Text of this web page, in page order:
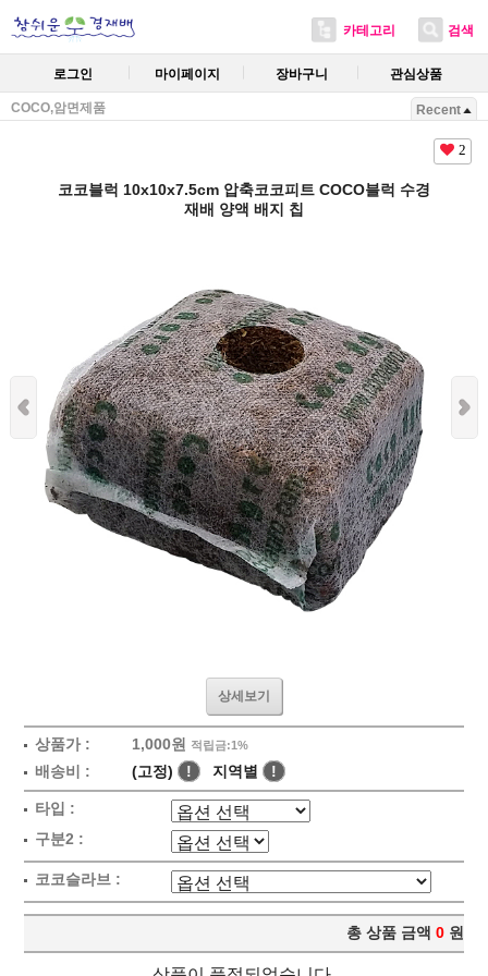
카테고리 검색
로그인 마이페이지 장바구니 관심상품
COCO,암면제품 Recent
2
코코블럭 10x10x7.5cm 압축코코피트 COCO블럭 수경
재배 양액 배지 칩
상세보기
상품가 : 1,000원 적립금:1%
배송비 : (고정) ! 지역별 !
타입 :
구분2 :
코코슬라브 :
총 상품 금액 0 원